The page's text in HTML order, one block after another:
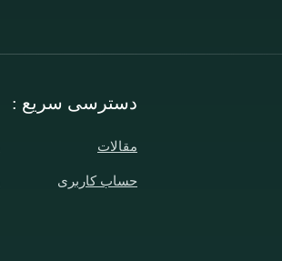
دسترسی سریع :
مقالات
حساب کاربری